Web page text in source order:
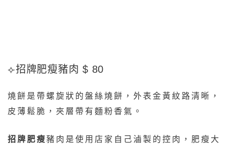
⟣招牌肥瘦豬肉 $ 80
燒餅是帶螺旋狀的盤絲燒餅，外表金黃紋路清晰，
皮薄鬆脆，夾層帶有麵粉香氣。
招牌肥瘦豬肉是使用店家自己滷製的控肉，肥瘦大